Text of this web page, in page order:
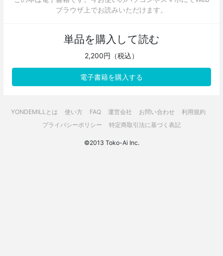
ブラウザ上でお読みいただけます。
単品を購入して読む
2,200円（税込）
電子書籍を購入する
YONDEMILLとは 使い方 FAQ 運営会社 お問い合わせ
利用規約
プライバシーポリシー
特定商取引法に基づく表記
©2013 Toko-Ai Inc.